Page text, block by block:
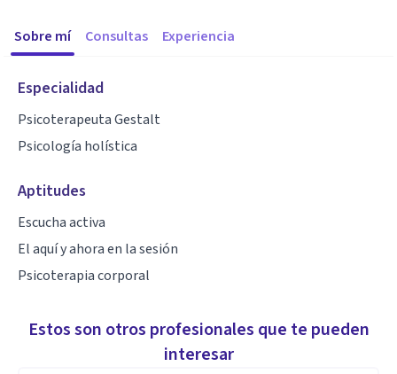
Sobre mí Consultas Experiencia
Especialidad
Psicoterapeuta Gestalt
Psicología holística
Aptitudes
Escucha activa
El aquí y ahora en la sesión
Psicoterapia corporal
Estos son otros profesionales que te pueden
interesar